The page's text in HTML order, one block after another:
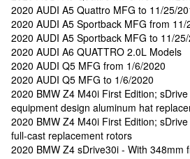
2020 AUDI A5 Quattro MFG to 11/25/
2020 AUDI A5 Sportback MFG from 11/
2020 AUDI A5 Sportback MFG to 11/
2020 AUDI A6 QUATTRO 2.0L Models
2020 AUDI Q5 MFG from 1/6/2020
2020 AUDI Q5 MFG to 1/6/2020
2020 BMW Z4 M40i First Edition;
equipment design aluminum hat
2020 BMW Z4 M40i First Edition;
full-cast replacement rotors
2020 BMW Z4 sDrive30i - With 348mm